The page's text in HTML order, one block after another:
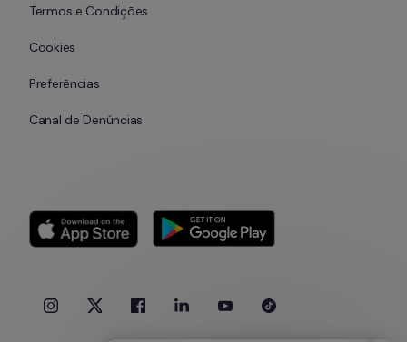
Termos e Condições
Cookies
Preferências
Canal de Denúncias